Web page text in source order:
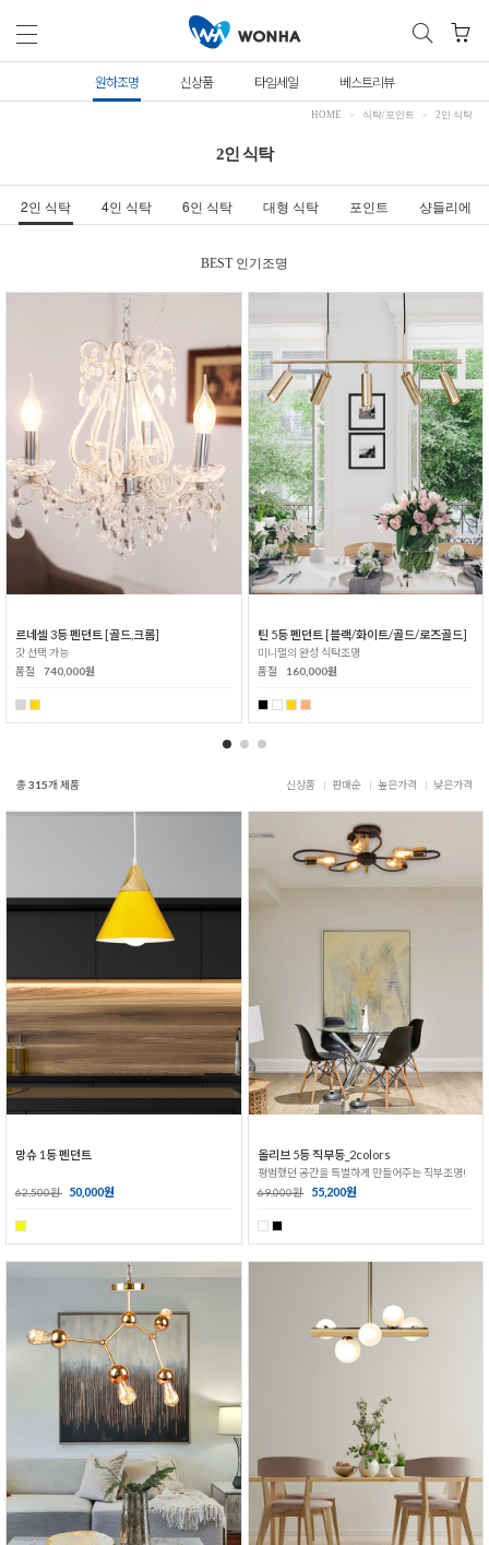
원하조명 신상품 타임세일 베스트리뷰
HOME 식탁/포인트 2인 식탁
2인 식탁
2인 식탁 4인 식탁 6인 식탁 대형 식탁 포인트 샹들리에
BEST 인기조명
르네셀 3등 펜던트 [골드,크롬]
갓 선택 가능
품절
740,000원
틴 5등 펜던트 [블랙/화이트/골드/로즈골드]
미니멀의 완성 식탁조명
품절
160,000원
총315개 제품 신상품 판매순 높은가격 낮은가격
망슈 1등 펜던트
62,500원 50,000원
올리브 5등 직부등_2colors
평범했던 공간을 특별하게 만들어주는 직부조명!
69,000원
55,200원